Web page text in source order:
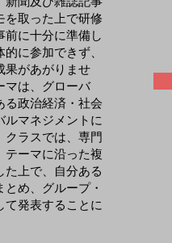
を取った上で研修
前に十分に準備し
に参加できず、
果があがりませ
マは、グローバ
る政治経済・社会
ルマネジメントに
クラスでは、専門
テーマに沿った複
上で、自分ある
め、グループ・
て発表することに